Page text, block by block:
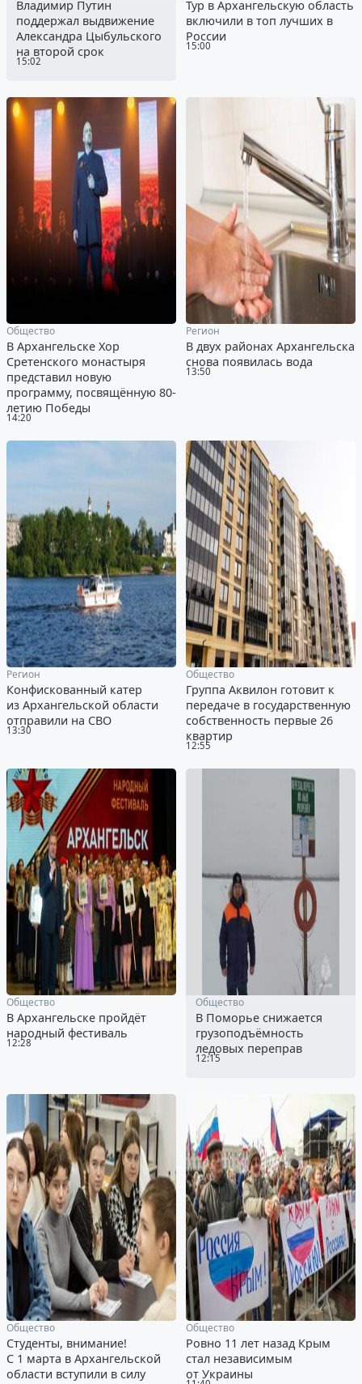
15:02
Владимир Путин
поддержал выдвижение
Александра Цыбульского
на второй срок
15:00
Тур в Архангельскую область
включили в топ лучших в
России
14:20
Общество
В Архангельске Хор
Сретенского монастыря
представил новую
программу, посвящённую 80-
летию Победы
13:50
Регион
В двух районах Архангельска
снова появилась вода
13:30
Регион
Конфискованный катер
из Архангельской области
отправили на СВО
12:55
Общество
Группа Аквилон готовит к
передаче в государственную
собственность первые 26
квартир
12:28
Общество
В Архангельске пройдёт
народный фестиваль
12:15
Общество
В Поморье снижается
грузоподъёмность
ледовых переправ
Общество
Студенты, внимание!
С 1 марта в Архангельской
области вступили в силу
Общество
Ровно 11 лет назад Крым
стал независимым
от Украины